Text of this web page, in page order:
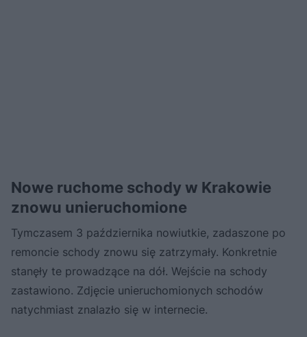
Nowe ruchome schody w Krakowie
znowu unieruchomione
Tymczasem 3 października nowiutkie, zadaszone po
remoncie schody znowu się zatrzymały. Konkretnie
stanęły te prowadzące na dół. Wejście na schody
zastawiono. Zdjęcie unieruchomionych schodów
natychmiast znalazło się w internecie.